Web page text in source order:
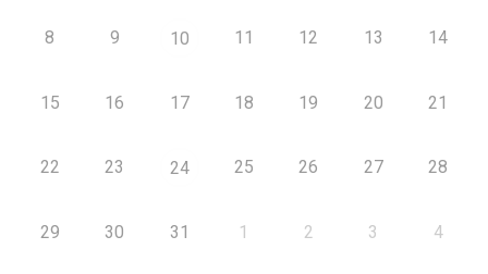
8 9 10 11 12 13 14
15 16 17 18 19 20 21
22 23 24 25 26 27 28
29 30 31 1 2 3 4